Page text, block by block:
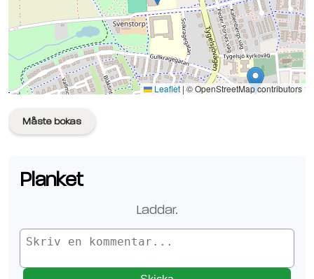
Leaflet | © OpenStreetMap contributors
Se planen på Google Maps
Måste bokas
Planket
Laddar.